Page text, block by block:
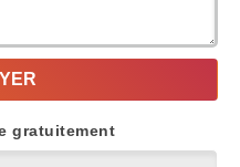
gratuitement